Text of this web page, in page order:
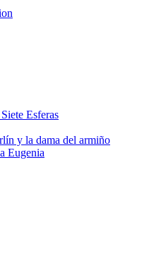
Esferas
y la dama del armiño
Eugenia